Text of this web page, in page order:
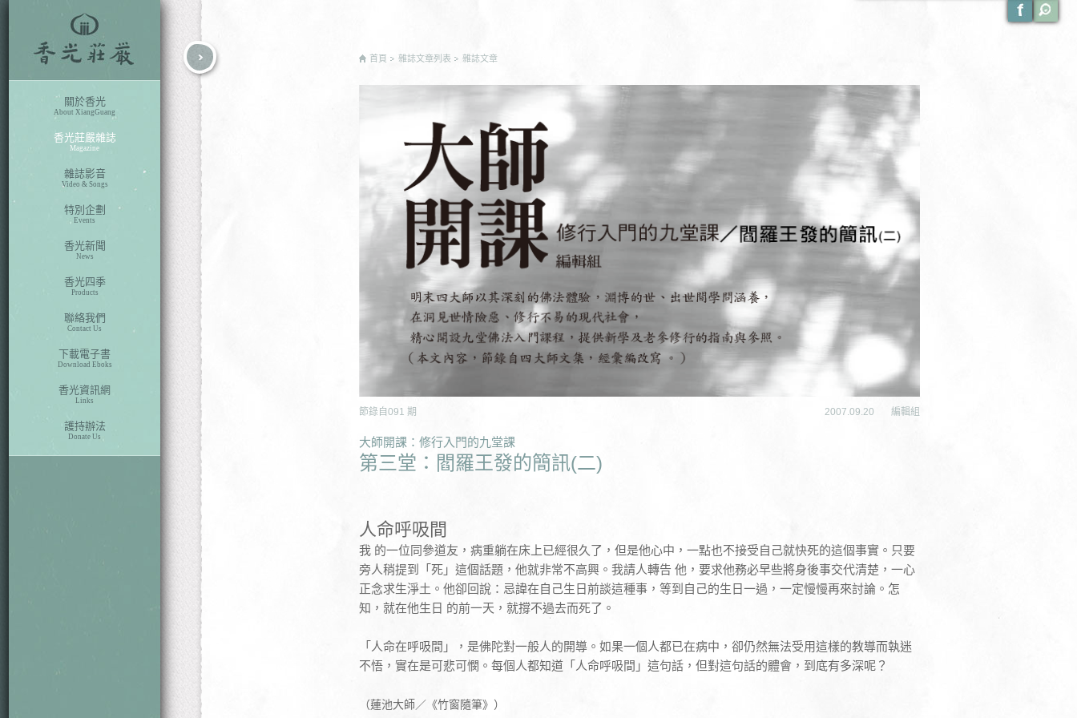
關於香光
About XiangGuang
香光莊嚴雜誌
Magazine
雜誌影音
Video & Songs
特別企劃
Events
香光新聞
News
香光四季
Products
聯絡我們
Contact Us
下載電子書
Download Eboks
香光資訊網
Links
護持辦法
Donate Us
首頁 雜誌文章列表 雜誌文章
節錄自 091 期 2007.09.20 編輯組
大師開課：修行入門的九堂課
第三堂：閻羅王發的簡訊(二)
人命呼吸間
我 的一位同參道友，病重躺在床上已經很久了，但是他心中，一點也不接受自己就快死的這個事實。只要
旁人稍提到「死」這個話題，他就非常不高興。我請人轉告 他，要求他務必早些將身後事交代清楚，一心
正念求生淨土。他卻回說：忌諱在自己生日前談這種事，等到自己的生日一過，一定慢慢再來討論。怎
知，就在他生日 的前一天，就撐不過去而死了。
「人命在呼吸間」，是佛陀對一般人的開導。如果一個人都已在病中，卻仍然無法受用這樣的教導而執迷
不悟，實在是可悲可憫。每個人都知道「人命呼吸間」這句話，但對這句話的體會，到底有多深呢？
（蓮池大師／《竹窗隨筆》）